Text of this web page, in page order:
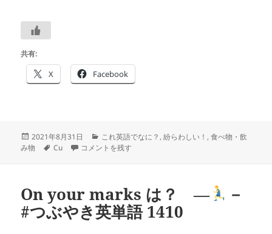
共有:
X Facebook
投
稿
2021年8月31日
カ
テ
これ英語でなに？ ,紛らわしい！ ,食べ物・飲
み物
タ
Cu レモンカードは？―
コメントを残す
On your marks は？ ―
－
#つぶやき英単語 1410